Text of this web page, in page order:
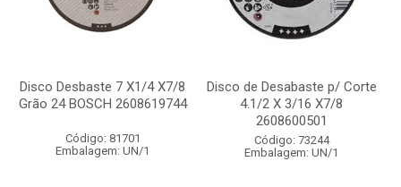
Disco Desbaste 7 X1/4 X7/8
Grão 24 BOSCH 2608619744
Código: 81701
Embalagem: UN/1
Disco de Desabaste p/ Corte
4.1/2 X 3/16 X7/8
2608600501
Código: 73244
Embalagem: UN/1